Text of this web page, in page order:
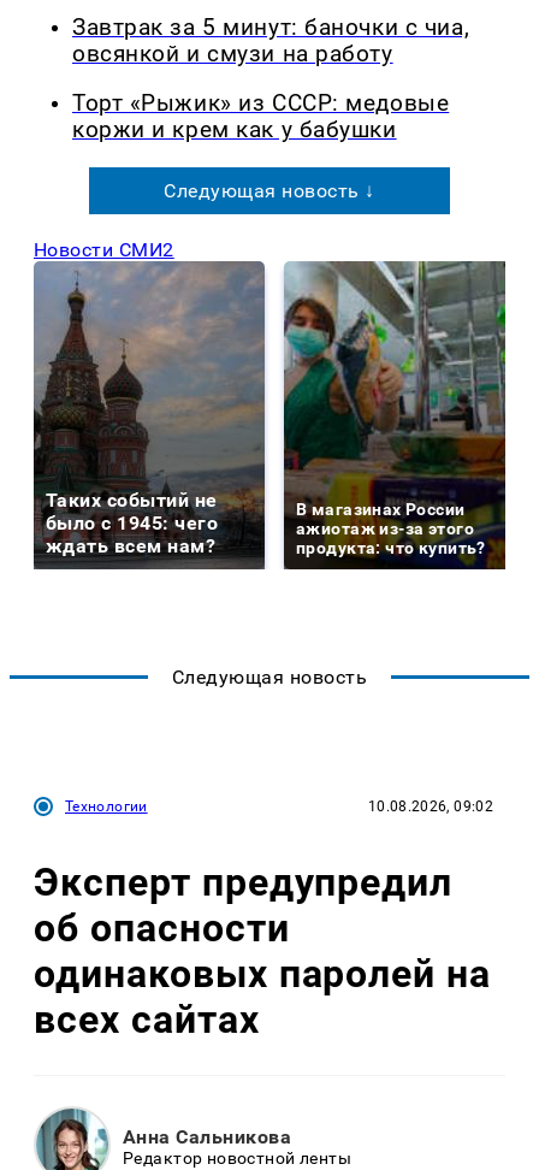
Завтрак за 5 минут: баночки с чиа,
овсянкой и смузи на работу
Торт «Рыжик» из СССР: медовые
коржи и крем как у бабушки
Следующая новость ↓
Новости СМИ2
Таких событий не
было с 1945: чего
ждать всем нам?
В магазинах России
ажиотаж из-за этого
продукта: что купить?
Следующая новость
Технологии 10.08.2026, 09:02
Эксперт предупредил
об опасности
одинаковых паролей на
всех сайтах
Анна Сальникова
Редактор новостной ленты